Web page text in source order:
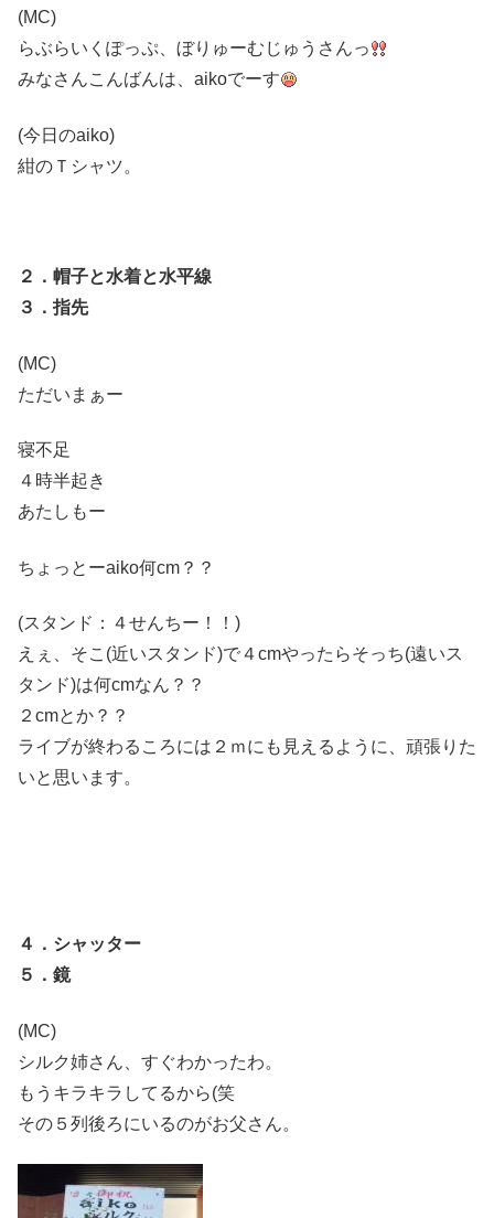
(MC)
らぶらいくぽっぷ、ぼりゅーむじゅうさんっ
みなさんこんばんは、aikoでーす
(今日のaiko)
紺のＴシャツ。
２．帽子と水着と水平線
３．指先
(MC)
ただいまぁー
寝不足
４時半起き
あたしもー
ちょっとーaiko何cm？？
(スタンド：４せんちー！！)
えぇ、そこ(近いスタンド)で４cmやったらそっち(遠いス
タンド)は何cmなん？？
２cmとか？？
ライブが終わるころには２ｍにも見えるように、頑張りた
いと思います。
４．シャッター
５．鏡
(MC)
シルク姉さん、すぐわかったわ。
もうキラキラしてるから(笑
その５列後ろにいるのがお父さん。